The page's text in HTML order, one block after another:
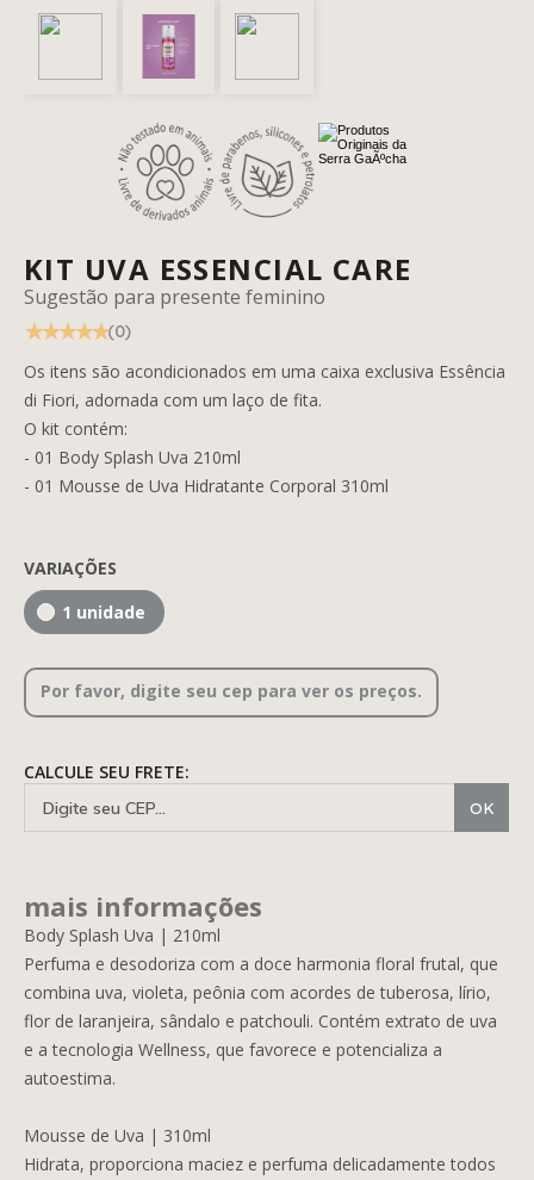
CAPILAR
PROFISSIONAL
CASA E AMBIENTE
PRESENTES
KIT UVA ESSENCIAL CARE
Sugestão para presente feminino
(0)
Os itens são acondicionados em uma caixa exclusiva Essência
di Fiori, adornada com um laço de fita.
O kit contém:
- 01 Body Splash Uva 210ml
- 01 Mousse de Uva Hidratante Corporal 310ml
VARIAÇÕES
1 unidade
Por favor, digite seu cep para ver os preços.
CALCULE SEU FRETE:
mais informações
Body Splash Uva | 210ml
Perfuma e desodoriza com a doce harmonia floral frutal, que
combina uva, violeta, peônia com acordes de tuberosa, lírio,
flor de laranjeira, sândalo e patchouli. Contém extrato de uva
e a tecnologia Wellness, que favorece e potencializa a
autoestima.
Mousse de Uva | 310ml
Hidrata, proporciona maciez e perfuma delicadamente todos